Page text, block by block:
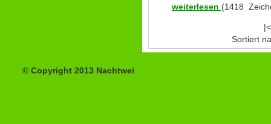
weiterlesen (1418
|<
Sortiert
© Copyright 2013 Nachtwei